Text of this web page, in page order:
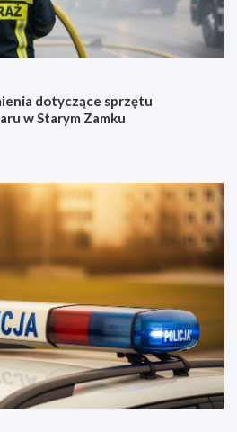
dotyczące sprzętu
w Starym Zamku